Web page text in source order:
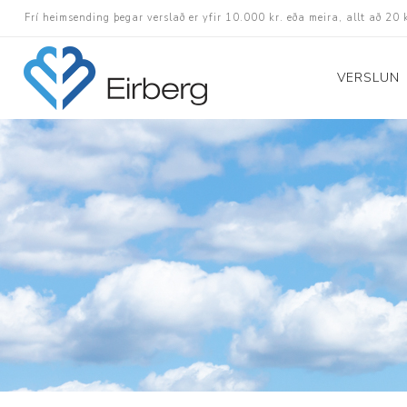
Frí heimsending þegar verslað er yfir 10.000 kr. eða meira, allt að 20
VERSLUN
Skór
Götuskór
Hlaupaskór
Utanvega- og
Barnaskór
Eldri skór á afslætti